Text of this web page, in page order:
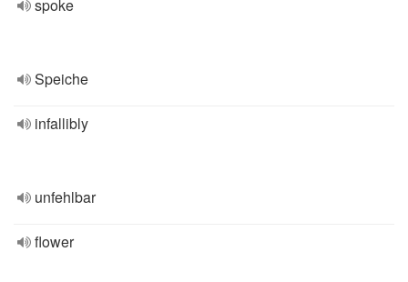
spoke
Speiche
infallibly
unfehlbar
flower